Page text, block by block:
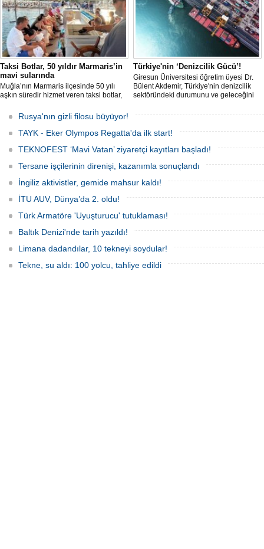
Taksi Botlar, 50 yıldır Marmaris’in
mavi sularında
Muğla’nın Marmaris ilçesinde 50 yılı
aşkın süredir hizmet veren taksi botlar,
amacıyla kullanılmaya devam ediyor.
Türkiye'nin ‘Denizcilik Gücü’!
Giresun Üniversitesi öğretim üyesi Dr.
Bülent Akdemir, Türkiye'nin denizcilik
sektöründeki durumunu ve geleceğini
Rusya'nın gizli filosu büyüyor!
TAYK - Eker Olympos Regatta'da ilk start!
TEKNOFEST ‘Mavi Vatan’ ziyaretçi kayıtları başladı!
Tersane işçilerinin direnişi, kazanımla sonuçlandı
İngiliz aktivistler, gemide mahsur kaldı!
İTU AUV, Dünya’da 2. oldu!
Türk Armatöre 'Uyuşturucu' tutuklaması!
Baltık Denizi'nde tarih yazıldı!
Limana dadandılar, 10 tekneyi soydular!
Tekne, su aldı: 100 yolcu, tahliye edildi